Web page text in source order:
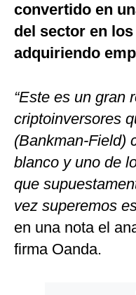
convertido en
del sector en
adquiriendo
“Este es un gran
criptoinversores
(Bankman-Field)
blanco y uno de
que
vez superemos
en una nota el
firma Oanda.